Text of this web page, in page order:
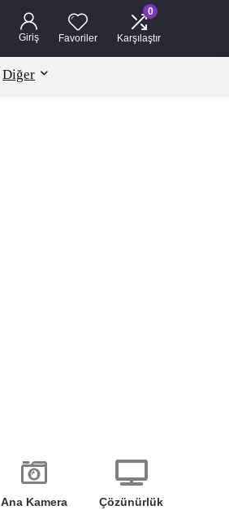
Giriş Favoriler
0
Karşılaştır
Diğer
Ana Kamera Çözünürlük